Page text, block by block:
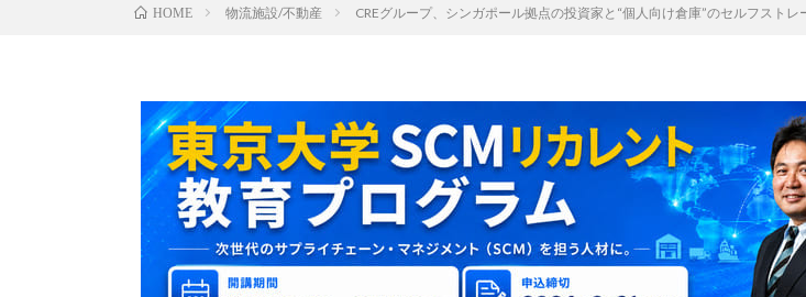
HOME 物流施設/不動産 CREグループ、シンガポール拠点の投資家と“個人向け倉庫”のセルフスト